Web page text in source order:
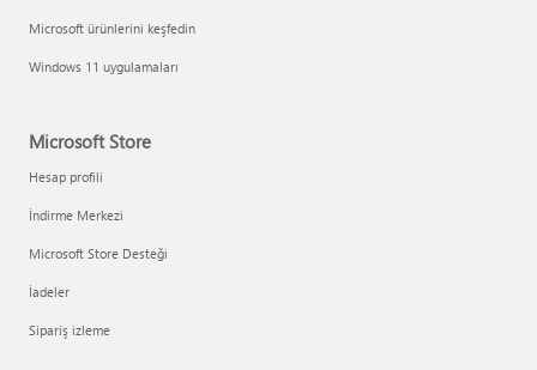
Microsoft ürünlerini keşfedin
Windows 11 uygulamaları
Microsoft Store
Hesap profili
İndirme Merkezi
Microsoft Store Desteği
İadeler
Sipariş izleme